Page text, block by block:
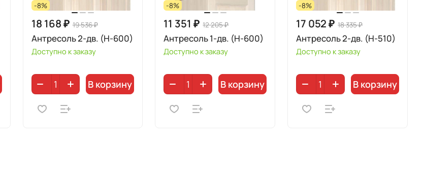
-8%
18 168 ₽ 19 536 ₽
Антресоль 2-дв. (Н-600)
Доступно к заказу
В корзину
-8%
11 351 ₽ 12 205 ₽
Антресоль 1-дв. (Н-600)
Доступно к заказу
В корзину
-8%
17 052 ₽ 18 335 ₽
Антресоль 2-дв. (Н-510)
Доступно к заказу
В корзину